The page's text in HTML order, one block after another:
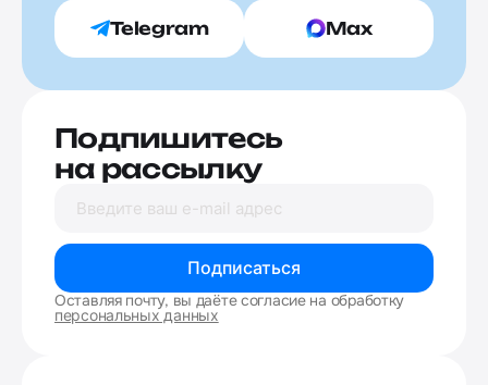
Telegram Max
Подпишитесь
на рассылку
Подписаться
Оставляя почту, вы даёте согласие на обработку
персональных данных